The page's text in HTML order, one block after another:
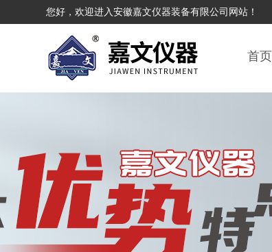
您好，欢迎进入安徽嘉文仪器装备有限公司网站！
首页